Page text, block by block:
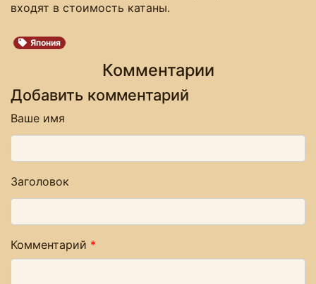
входят в стоимость катаны.
Япония
Комментарии
Добавить комментарий
Ваше имя
Заголовок
Комментарий *